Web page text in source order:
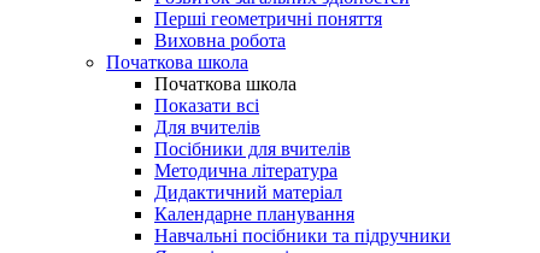
Перші геометричні поняття
Виховна робота
Початкова школа
Початкова школа
Показати всі
Для вчителів
Посібники для вчителів
Методична література
Дидактичний матеріал
Календарне планування
Навчальні посібники та підручники